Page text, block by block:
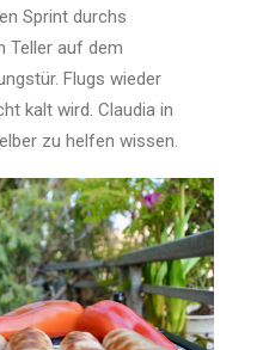
Sprint durchs
Teller auf dem
Flugs wieder
kalt wird. Claudia in
zu helfen wissen.